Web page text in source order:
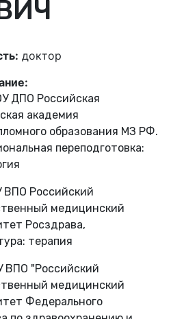
доктор
ДПО Российская
академия
образования МЗ РФ.
переподготовка:
ВПО Российский
медицинский
Росздрава,
терапия
ВПО "Российский
медицинский
Федерального